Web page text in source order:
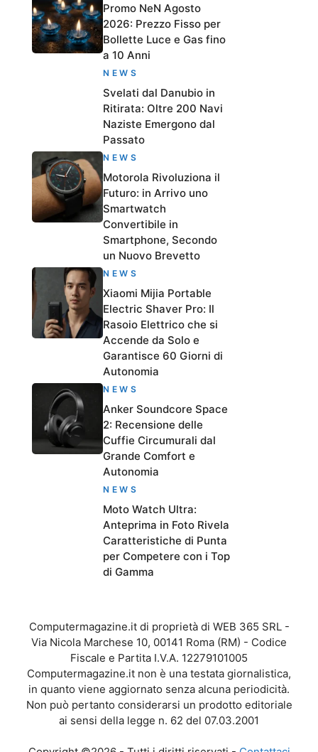
Promo NeN Agosto
2026: Prezzo Fisso per
Bollette Luce e Gas fino
a 10 Anni
NEWS
Svelati dal Danubio in
Ritirata: Oltre 200 Navi
Naziste Emergono dal
Passato
NEWS
Motorola Rivoluziona il
Futuro: in Arrivo uno
Smartwatch
Convertibile in
Smartphone, Secondo
un Nuovo Brevetto
NEWS
Xiaomi Mijia Portable
Electric Shaver Pro: Il
Rasoio Elettrico che si
Accende da Solo e
Garantisce 60 Giorni di
Autonomia
NEWS
Anker Soundcore Space
2: Recensione delle
Cuffie Circumurali dal
Grande Comfort e
Autonomia
NEWS
Moto Watch Ultra:
Anteprima in Foto Rivela
Caratteristiche di Punta
per Competere con i Top
di Gamma
Computermagazine.it di proprietà di WEB 365 SRL -
Via Nicola Marchese 10, 00141 Roma (RM) - Codice
Fiscale e Partita I.V.A. 12279101005
Computermagazine.it non è una testata giornalistica,
in quanto viene aggiornato senza alcuna periodicità.
Non può pertanto considerarsi un prodotto editoriale
ai sensi della legge n. 62 del 07.03.2001